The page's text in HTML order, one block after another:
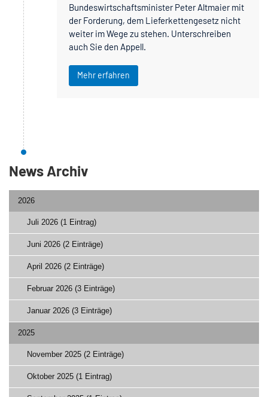
Bundeswirtschaftsminister Peter Altmaier mit
der Forderung, dem Lieferkettengesetz nicht
weiter im Wege zu stehen. Unterschreiben
auch Sie den Appell.
Mehr erfahren
News Archiv
2026
Juli 2026 (1 Eintrag)
Juni 2026 (2 Einträge)
April 2026 (2 Einträge)
Februar 2026 (3 Einträge)
Januar 2026 (3 Einträge)
2025
November 2025 (2 Einträge)
Oktober 2025 (1 Eintrag)